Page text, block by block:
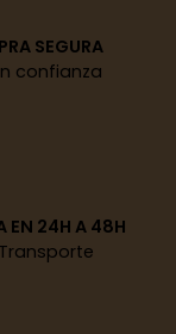
SEGURA
confianza
EN 24H A 48H